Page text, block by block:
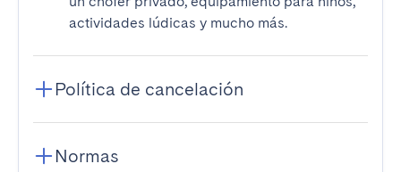
actividades lúdicas y mucho más.
Política de cancelación
Normas